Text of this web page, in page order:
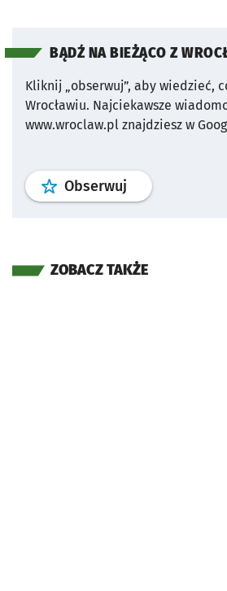
BĄDŹ NA BIEŻĄCO Z
Kliknij „obserwuj”, aby wiedzieć,
Wrocławiu. Najciekawsze
www.wroclaw.pl znajdziesz w
Obserwuj profil
ZOBACZ TAKŻE